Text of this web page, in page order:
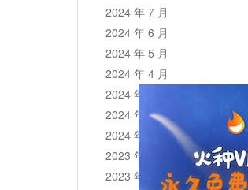
2024 年 7 月
2024 年 6 月
2024 年 5 月
2024 年 4 月
2024 年 3 月
2024 年 2 月
2024 年 1 月
2023 年 12 月
2023 年 11 月